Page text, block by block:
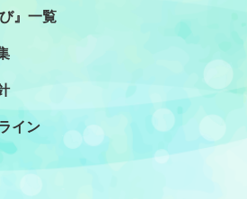
』一覧
イン